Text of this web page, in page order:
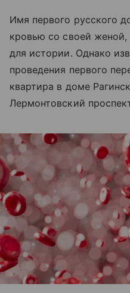
Имя первого русского
кровью со своей
для истории. Однако
проведения первого
квартира в доме
Лермонтовский